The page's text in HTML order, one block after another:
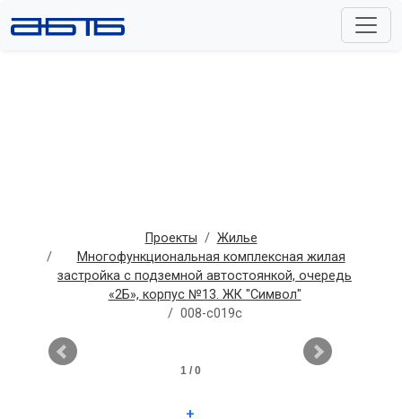
Проекты
Жилье
Многофункциональная комплексная жилая
застройка с подземной автостоянкой, очередь
«2Б», корпус №13. ЖК "Символ"
008-c019c
1 / 0
+